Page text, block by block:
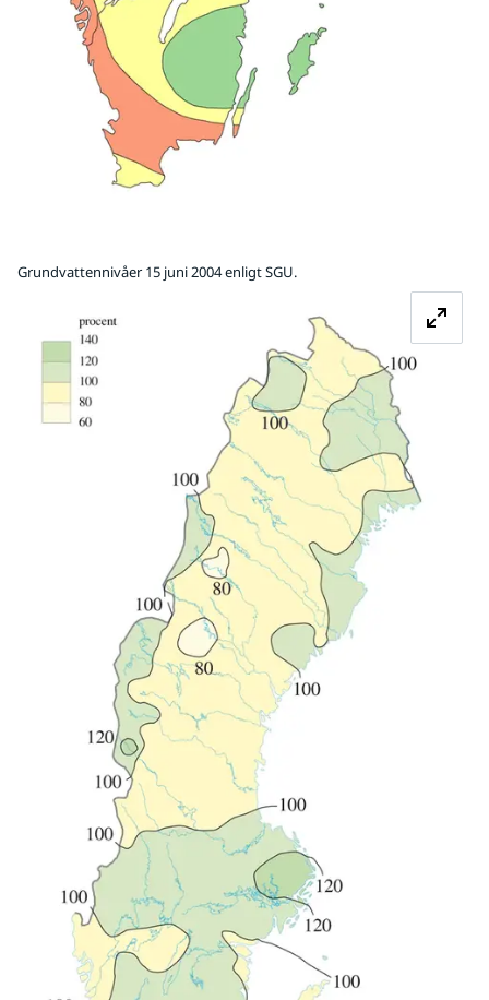
Grundvattennivåer 15 juni 2004 enligt SGU.